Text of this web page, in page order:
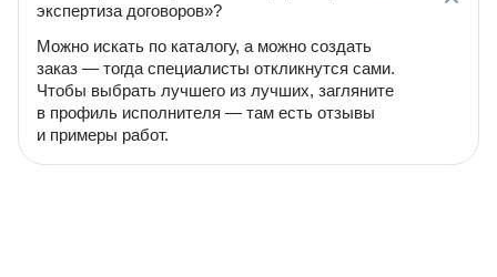
экспертиза договоров»?
Можно искать по каталогу, а можно создать
заказ — тогда специалисты откликнутся сами.
Чтобы выбрать лучшего из лучших, загляните
в профиль исполнителя — там есть отзывы
и примеры работ.